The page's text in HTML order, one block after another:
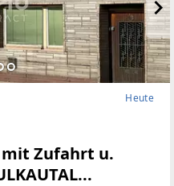
Heute
mit Zufahrt u.